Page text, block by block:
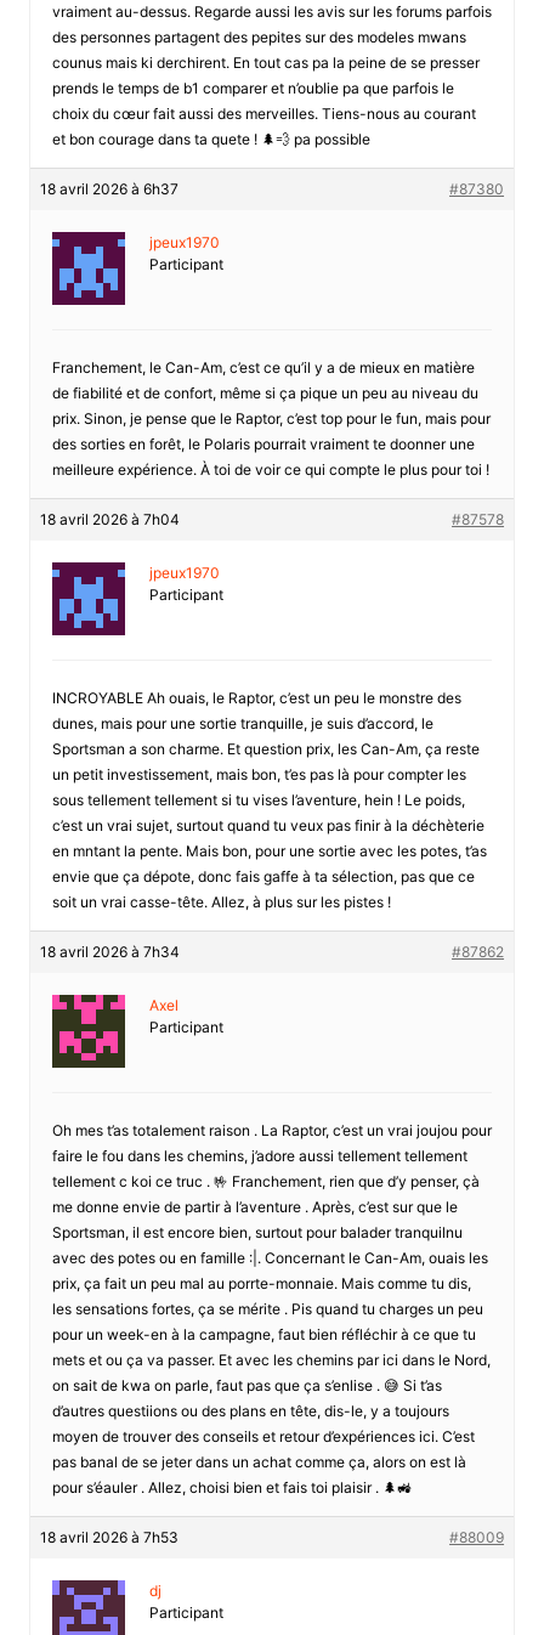
vraiment au-dessus. Regarde aussi les avis sur les forums parfois
des personnes partagent des pepites sur des modeles mwans
counus mais ki derchirent. En tout cas pa la peine de se presser
prends le temps de b1 comparer et n’oublie pa que parfois le
choix du cœur fait aussi des merveilles. Tiens-nous au courant
et bon courage dans ta quete ! 🌲💨 pa possible
18 avril 2026 à 6h37 #87380
jpeux1970
Participant
Franchement, le Can-Am, c’est ce qu’il y a de mieux en matière
de fiabilité et de confort, même si ça pique un peu au niveau du
prix. Sinon, je pense que le Raptor, c’est top pour le fun, mais pour
des sorties en forêt, le Polaris pourrait vraiment te doonner une
meilleure expérience. À toi de voir ce qui compte le plus pour toi !
18 avril 2026 à 7h04 #87578
jpeux1970
Participant
INCROYABLE Ah ouais, le Raptor, c’est un peu le monstre des
dunes, mais pour une sortie tranquille, je suis d’accord, le
Sportsman a son charme. Et question prix, les Can-Am, ça reste
un petit investissement, mais bon, t’es pas là pour compter les
sous tellement tellement si tu vises l’aventure, hein ! Le poids,
c’est un vrai sujet, surtout quand tu veux pas finir à la déchèterie
en mntant la pente. Mais bon, pour une sortie avec les potes, t’as
envie que ça dépote, donc fais gaffe à ta sélection, pas que ce
soit un vrai casse-tête. Allez, à plus sur les pistes !
18 avril 2026 à 7h34 #87862
Axel
Participant
Oh mes t’as totalement raison . La Raptor, c’est un vrai joujou pour
faire le fou dans les chemins, j’adore aussi tellement tellement
tellement c koi ce truc . 🤟 Franchement, rien que d’y penser, çà
me donne envie de partir à l’aventure . Après, c’est sur que le
Sportsman, il est encore bien, surtout pour balader tranquilnu
avec des potes ou en famille :|. Concernant le Can-Am, ouais les
prix, ça fait un peu mal au porrte-monnaie. Mais comme tu dis,
les sensations fortes, ça se mérite . Pis quand tu charges un peu
pour un week-en à la campagne, faut bien réfléchir à ce que tu
mets et ou ça va passer. Et avec les chemins par ici dans le Nord,
on sait de kwa on parle, faut pas que ça s’enlise . 😅 Si t’as
d’autres questiions ou des plans en tête, dis-le, y a toujours
moyen de trouver des conseils et retour d’expériences ici. C’est
pas banal de se jeter dans un achat comme ça, alors on est là
pour s’éauler . Allez, choisi bien et fais toi plaisir . 🌲🚜
18 avril 2026 à 7h53 #88009
dj
Participant